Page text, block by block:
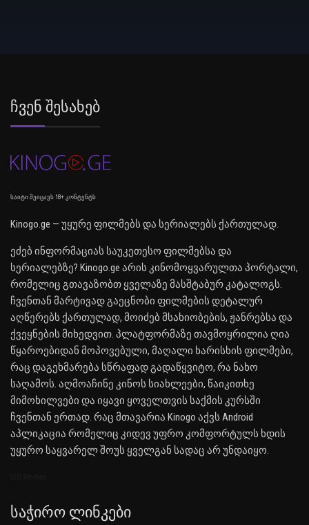
Ჩვენ Შესახებ
საიტი შეიცავს 18+ კონტენტს
Kinogo.ge — უყურე ფილმებს და სერიალებს ქართულად.
ეძებ ინფორმაციას საუკეთესო ფილმებსა და
სერიალებზე? Kinogo.ge არის კინომოყვარულთა პორტალი,
რომელიც გთავაზობთ ყველაზე მასშტაბურ კატალოგს.
ჩვენთან მარტივად გაეცნობი ფილმების დეტალურ
აღწერებს ქართულად, მოიძებ მსახიობების, ჟანრებსა და
ქვეყნების მიხედვით. პლატფორმაზე თავმოყრილია ღია
წყაროებიდან მოპოვებული, მაღალი ხარისხის ფილმები,
რაც დაგეხმარება სწრაფად გადაწყვიტო, რა ნახო
საღამოს. აღმოაჩინე კინოს სიახლეები, წაიკითხე
მიმოხილვები და იყავი ყოველთვის საქმის კურსში
ჩვენთან ერთად. რაც მთავარია Kinogo აქვს Android
აპლიკაცია რომელიც კიდევ უფრო კომფორტულს ხდის
უყურო საყვარელ შოუს ყველგან სადაც არ უნდაიყო.
Საჭირო Ლინკები